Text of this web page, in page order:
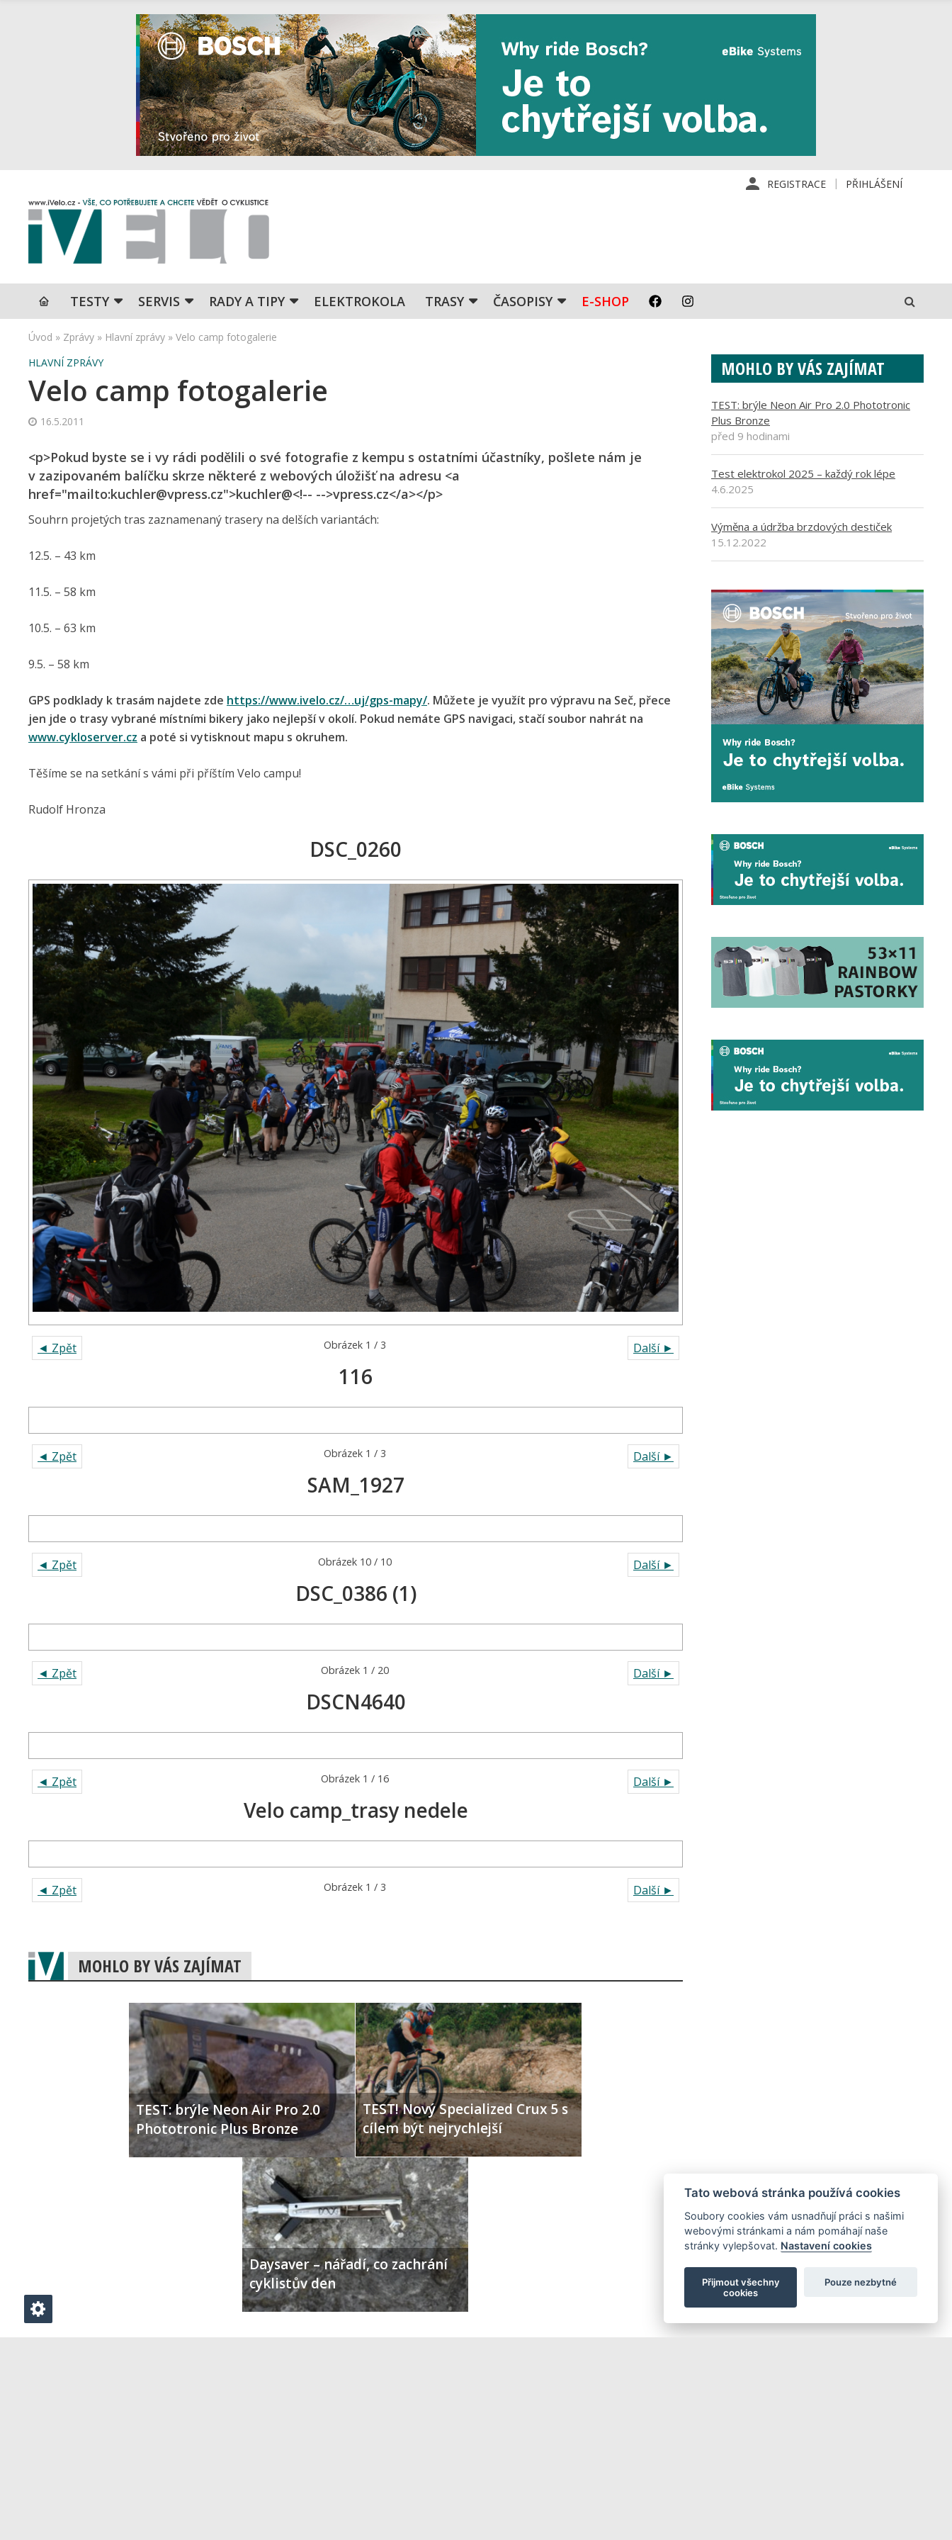
REGISTRACE PŘIHLÁŠENÍ
TESTY SERVIS RADY A TIPY ELEKTROKOLA TRASY ČASOPISY E-SHOP
Úvod » Zprávy » Hlavní zprávy » Velo camp fotogalerie
HLAVNÍ ZPRÁVY
Velo camp fotogalerie
16.5.2011
<p>Pokud byste se i vy rádi podělili o své fotografie z kempu s ostatními účastníky, pošlete nám je
v zazipovaném balíčku skrze některé z webových úložišť na adresu <a
href="mailto:kuchler@vpress.cz">kuchler@<!-- -->vpress.cz</a></p>
Souhrn projetých tras zaznamenaný trasery na delších variantách:
12.5. – 43 km
11.5. – 58 km
10.5. – 63 km
9.5. – 58 km
GPS podklady k trasám najdete zde https://www.ivelo.cz/…uj/gps-mapy/. Můžete je využít pro výpravu na Seč, přece
jen jde o trasy vybrané místními bikery jako nejlepší v okolí. Pokud nemáte GPS navigaci, stačí soubor nahrát na
www.cykloserver.cz a poté si vytisknout mapu s okruhem.
Těšíme se na setkání s vámi při příštím Velo campu!
Rudolf Hronza
DSC_0260
◄ Zpět Další ►
Obrázek 1 / 3
116
◄ Zpět Další ►
Obrázek 1 / 3
SAM_1927
◄ Zpět Další ►
Obrázek 10 / 10
DSC_0386 (1)
◄ Zpět Další ►
Obrázek 1 / 20
DSCN4640
◄ Zpět Další ►
Obrázek 1 / 16
Velo camp_trasy nedele
◄ Zpět Další ►
Obrázek 1 / 3
MOHLO BY VÁS ZAJÍMAT
TEST: brýle Neon Air Pro 2.0
Phototronic Plus Bronze
TEST! Nový Specialized Crux 5 s
cílem být nejrychlejší
Daysaver – nářadí, co zachrání
cyklistův den
MOHLO BY VÁS ZAJÍMAT
TEST: brýle Neon Air Pro 2.0 Phototronic
Plus Bronze
před 9 hodinami
Test elektrokol 2025 – každý rok lépe
4.6.2025
Výměna a údržba brzdových destiček
15.12.2022
Tato webová stránka používá cookies
Soubory cookies vám usnadňují práci s našimi
webovými stránkami a nám pomáhají naše
stránky vylepšovat. Nastavení cookies
Přijmout všechny
cookies
Pouze nezbytné